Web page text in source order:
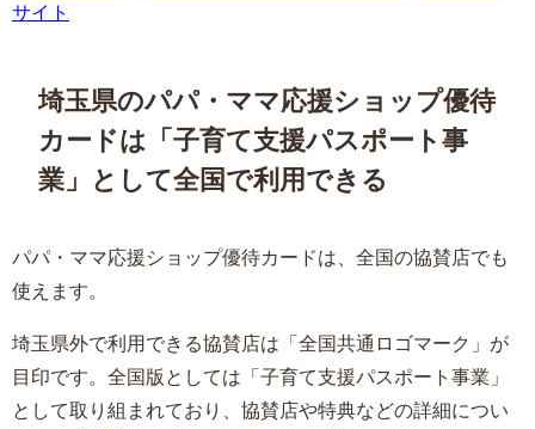
サイト
埼玉県のパパ・ママ応援ショップ優待
カードは「子育て支援パスポート事
業」として全国で利用できる
パパ・ママ応援ショップ優待カードは、全国の協賛店でも
使えます。
埼玉県外で利用できる協賛店は「全国共通ロゴマーク」が
目印です。全国版としては「子育て支援パスポート事業」
として取り組まれており、 協賛店や特典などの詳細につい